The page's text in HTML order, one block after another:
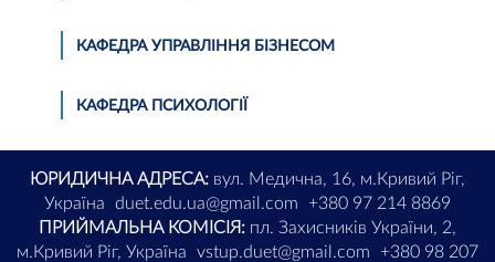
КАФЕДРА УПРАВЛІННЯ БІЗНЕСОМ
КАФЕДРА ПСИХОЛОГІЇ
ЮРИДИЧНА АДРЕСА: вул. Медична, 16, м.Кривий Ріг,
Україна
duet.edu.ua@gmail.com
+380 97 214 8869
ПРИЙМАЛЬНА КОМІСІЯ: пл. Захисників України, 2,
м.Кривий Ріг, Україна
vstup.duet@gmail.com
+380 98 207